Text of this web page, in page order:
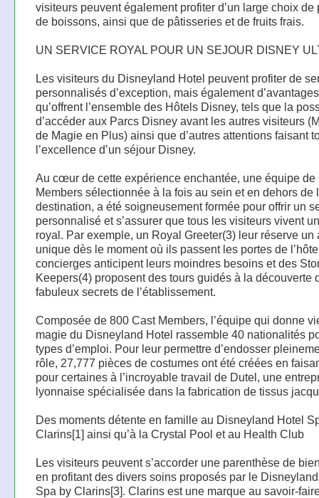
visiteurs peuvent également profiter d’un large choix de
de boissons, ainsi que de pâtisseries et de fruits frais.
UN SERVICE ROYAL POUR UN SEJOUR DISNEY
Les visiteurs du Disneyland Hotel peuvent profiter de
personnalisés d’exception, mais également d’avantages
qu’offrent l’ensemble des Hôtels Disney, tels que la
d’accéder aux Parcs Disney avant les autres visiteurs
de Magie en Plus) ainsi que d’autres attentions faisant
l’excellence d’un séjour Disney.
Au cœur de cette expérience enchantée, une équipe de
Members sélectionnée à la fois au sein et en dehors de
destination, a été soigneusement formée pour offrir un
personnalisé et s’assurer que tous les visiteurs vivent
royal. Par exemple, un Royal Greeter(3) leur réserve un
unique dès le moment où ils passent les portes de
concierges anticipent leurs moindres besoins et des
Keepers(4) proposent des tours guidés à la découverte
fabuleux secrets de l’établissement.
Composée de 800 Cast Members, l’équipe qui donne
magie du Disneyland Hotel rassemble 40 nationalités
types d’emploi. Pour leur permettre d’endosser
rôle, 27,777 pièces de costumes ont été créées en
pour certaines à l’incroyable travail de Dutel, une
lyonnaise spécialisée dans la fabrication de tissus
Des moments détente en famille au Disneyland Hotel
Clarins[1] ainsi qu’à la Crystal Pool et au Health Club
Les visiteurs peuvent s’accorder une parenthèse de
en profitant des divers soins proposés par le
Spa by Clarins[3]. Clarins est une marque au savoir-